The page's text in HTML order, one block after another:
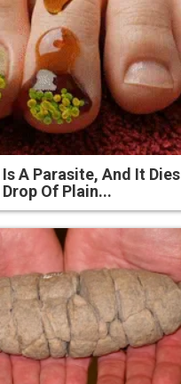
A Parasite, And It Dies
Of Plain...